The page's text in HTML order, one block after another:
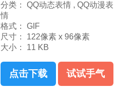
分类： QQ动态表情 , QQ动漫表
情
格式：
GIF
尺寸：
122像素 x 96像素
大小：
11 KB
点击下载 试试手气